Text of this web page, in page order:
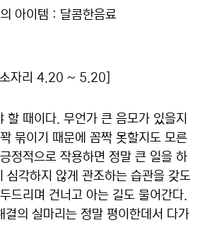
아이템 : 달콤한음료
소자리 4.20 ~ 5.20]
할 때이다. 무언가 큰 음모가 있을지
묶이기 때문에 꼼짝 못할지도 모른
정적으로 작용하면 정말 큰 일을 하
심각하지 않게 관조하는 습관을 갖도
드리며 건너고 아는 길도 물어간다.
결의 실마리는 정말 평이한데서 다가